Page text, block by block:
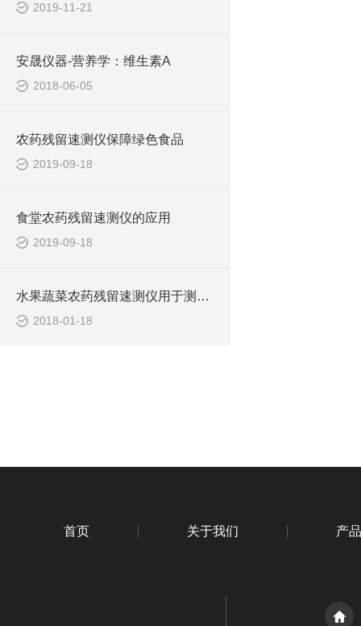
2019-11-21
安晟仪器-营养学：维生素A
2018-06-05
农药残留速测仪保障绿色食品
2019-09-18
食堂农药残留速测仪的应用
2019-09-18
水果蔬菜农药残留速测仪用于测量果蔬农残含量
2018-01-18
首页 关于我们 产